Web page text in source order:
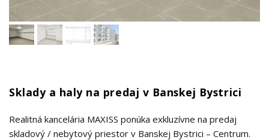
Sklady a haly na predaj v Banskej Bystrici
Realitná kancelária MAXISS ponúka exkluzívne na predaj
skladový / nebytový priestor v Banskej Bystrici – Centrum.